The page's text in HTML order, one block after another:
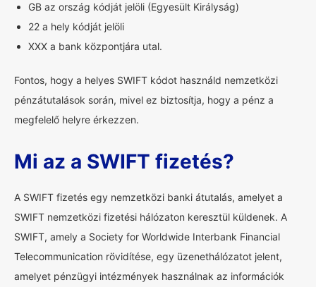
GB az ország kódját jelöli (Egyesült Királyság)
22 a hely kódját jelöli
XXX a bank központjára utal.
Fontos, hogy a helyes SWIFT kódot használd nemzetközi
pénzátutalások során, mivel ez biztosítja, hogy a pénz a
megfelelő helyre érkezzen.
Mi az a SWIFT fizetés?
A SWIFT fizetés egy nemzetközi banki átutalás, amelyet a
SWIFT nemzetközi fizetési hálózaton keresztül küldenek. A
SWIFT, amely a Society for Worldwide Interbank Financial
Telecommunication rövidítése, egy üzenethálózatot jelent,
amelyet pénzügyi intézmények használnak az információk